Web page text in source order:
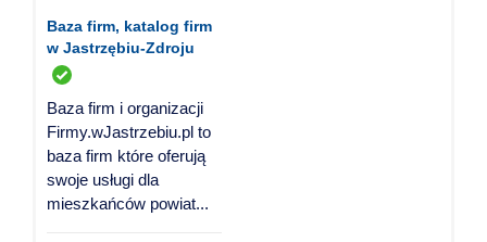
Baza firm, katalog firm
w Jastrzębiu-Zdroju
Baza firm i organizacji
Firmy.wJastrzebiu.pl to
baza firm które oferują
swoje usługi dla
mieszkańców powiat...